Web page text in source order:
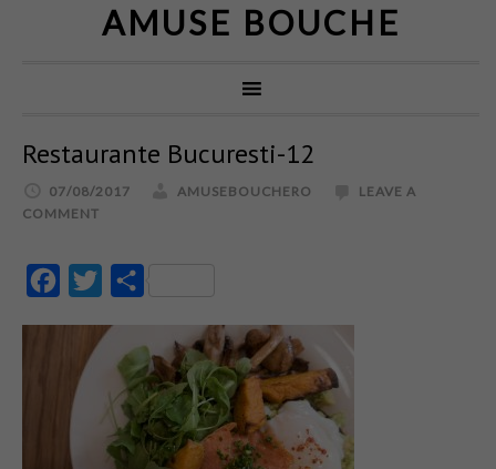
AMUSE BOUCHE
Restaurante Bucuresti-12
07/08/2017 AMUSEBOUCHERO
LEAVE A
COMMENT
FacebookTwitter